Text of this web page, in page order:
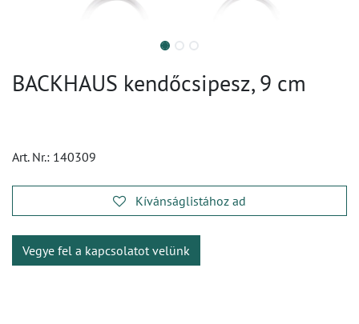
BACKHAUS kendőcsipesz, 9 cm
Art. Nr.: 140309
Kívánságlistához ad
Vegye fel a kapcsolatot velünk